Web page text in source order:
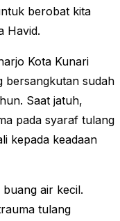
berobat kita
Havid.
Kota Kunari
bersangkutan sudah
Saat jatuh,
pada syaraf tulang
kepada keadaan
buang air kecil.
tulang